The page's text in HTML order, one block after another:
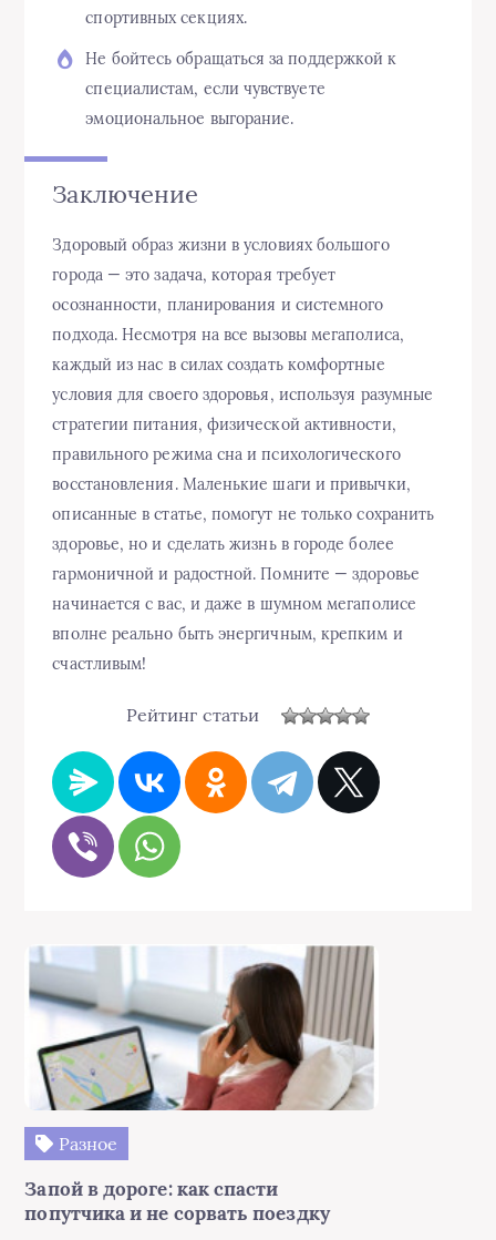
спортивных секциях.
Не бойтесь обращаться за поддержкой к
специалистам, если чувствуете
эмоциональное выгорание.
Заключение
Здоровый образ жизни в условиях большого
города — это задача, которая требует
осознанности, планирования и системного
подхода. Несмотря на все вызовы мегаполиса,
каждый из нас в силах создать комфортные
условия для своего здоровья, используя разумные
стратегии питания, физической активности,
правильного режима сна и психологического
восстановления. Маленькие шаги и привычки,
описанные в статье, помогут не только сохранить
здоровье, но и сделать жизнь в городе более
гармоничной и радостной. Помните — здоровье
начинается с вас, и даже в шумном мегаполисе
вполне реально быть энергичным, крепким и
счастливым!
Рейтинг статьи
Разное
Запой в дороге: как спасти
попутчика и не сорвать поездку